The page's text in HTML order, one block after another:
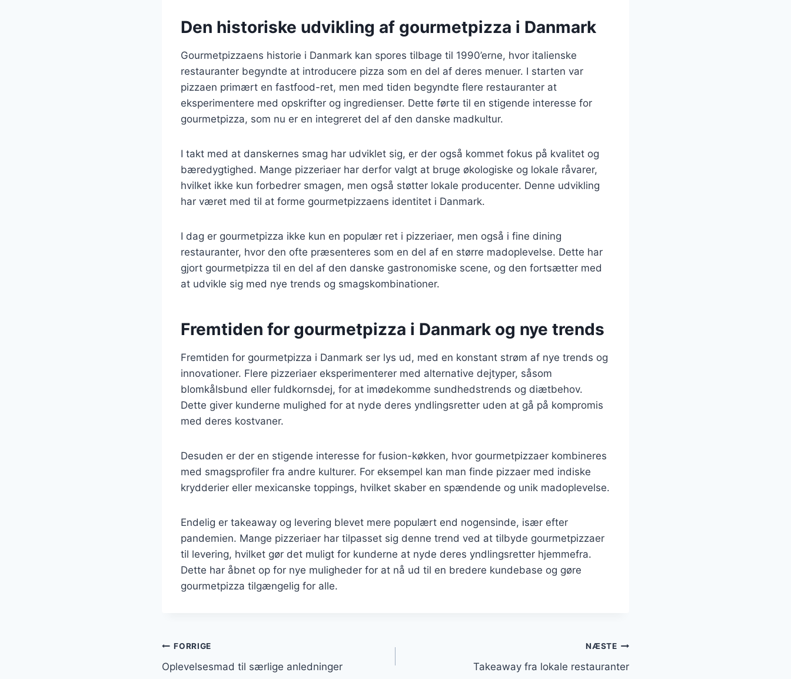
Den historiske udvikling af gourmetpizza i Danmark
Gourmetpizzaens historie i Danmark kan spores tilbage til 1990’erne, hvor italienske
restauranter begyndte at introducere pizza som en del af deres menuer. I starten var
pizzaen primært en fastfood-ret, men med tiden begyndte flere restauranter at
eksperimentere med opskrifter og ingredienser. Dette førte til en stigende interesse for
gourmetpizza, som nu er en integreret del af den danske madkultur.
I takt med at danskernes smag har udviklet sig, er der også kommet fokus på kvalitet og
bæredygtighed. Mange pizzeriaer har derfor valgt at bruge økologiske og lokale råvarer,
hvilket ikke kun forbedrer smagen, men også støtter lokale producenter. Denne udvikling
har været med til at forme gourmetpizzaens identitet i Danmark.
I dag er gourmetpizza ikke kun en populær ret i pizzeriaer, men også i fine dining
restauranter, hvor den ofte præsenteres som en del af en større madoplevelse. Dette har
gjort gourmetpizza til en del af den danske gastronomiske scene, og den fortsætter med
at udvikle sig med nye trends og smagskombinationer.
Fremtiden for gourmetpizza i Danmark og nye trends
Fremtiden for gourmetpizza i Danmark ser lys ud, med en konstant strøm af nye trends og
innovationer. Flere pizzeriaer eksperimenterer med alternative dejtyper, såsom
blomkålsbund eller fuldkornsdej, for at imødekomme sundhedstrends og diætbehov.
Dette giver kunderne mulighed for at nyde deres yndlingsretter uden at gå på kompromis
med deres kostvaner.
Desuden er der en stigende interesse for fusion-køkken, hvor gourmetpizzaer kombineres
med smagsprofiler fra andre kulturer. For eksempel kan man finde pizzaer med indiske
krydderier eller mexicanske toppings, hvilket skaber en spændende og unik madoplevelse.
Endelig er takeaway og levering blevet mere populært end nogensinde, især efter
pandemien. Mange pizzeriaer har tilpasset sig denne trend ved at tilbyde gourmetpizzaer
til levering, hvilket gør det muligt for kunderne at nyde deres yndlingsretter hjemmefra.
Dette har åbnet op for nye muligheder for at nå ud til en bredere kundebase og gøre
gourmetpizza tilgængelig for alle.
Indlægsnavigation
FORRIGE
Oplevelsesmad til særlige anledninger
NÆSTE
Takeaway fra lokale restauranter